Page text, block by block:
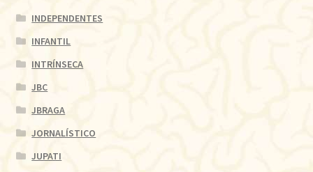
INDEPENDENTES
INFANTIL
INTRÍNSECA
JBC
JBRAGA
JORNALÍSTICO
JUPATI